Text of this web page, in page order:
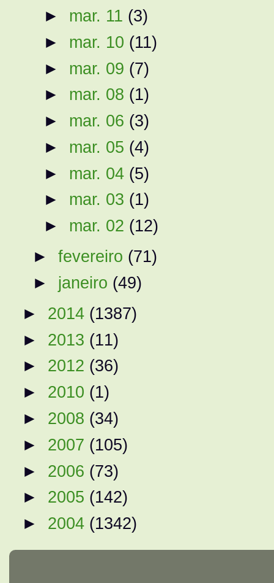
► mar. 11 (3)
► mar. 10 (11)
► mar. 09 (7)
► mar. 08 (1)
► mar. 06 (3)
► mar. 05 (4)
► mar. 04 (5)
► mar. 03 (1)
► mar. 02 (12)
►fevereiro (71)
► janeiro (49)
► 2014 (1387)
► 2013 (11)
► 2012 (36)
► 2010 (1)
► 2008 (34)
► 2007 (105)
► 2006 (73)
► 2005 (142)
► 2004 (1342)